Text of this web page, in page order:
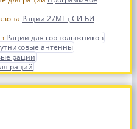
Рации 27МГц СИ-БИ
Рации для горнолыжников
антенны
рации
раций